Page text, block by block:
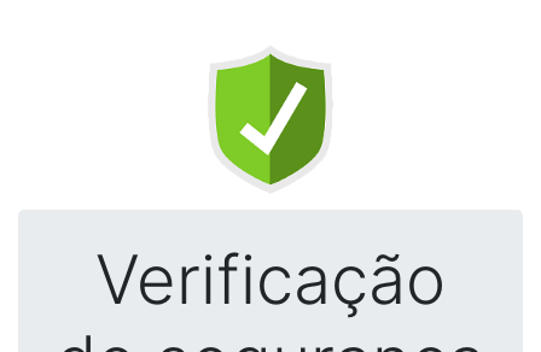
Verificação